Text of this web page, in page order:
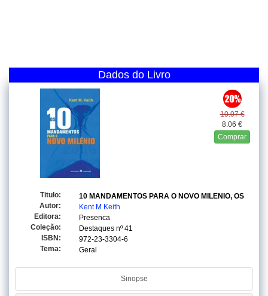
Dados do Livro
10.07 €
8.06 €
Comprar
Titulo:
10 MANDAMENTOS PARA O NOVO MILENIO, OS
Autor:
Kent M Keith
Editora:
Presenca
Coleção:
Destaques nº 41
ISBN:
972-23-3304-6
Tema:
Geral
Sinopse